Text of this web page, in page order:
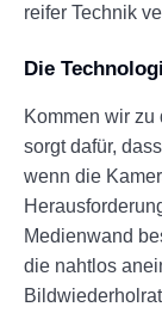
reifer Technik
Die
Kommen wir
sorgt dafür,
wenn die
Medienwand
die nahtlos